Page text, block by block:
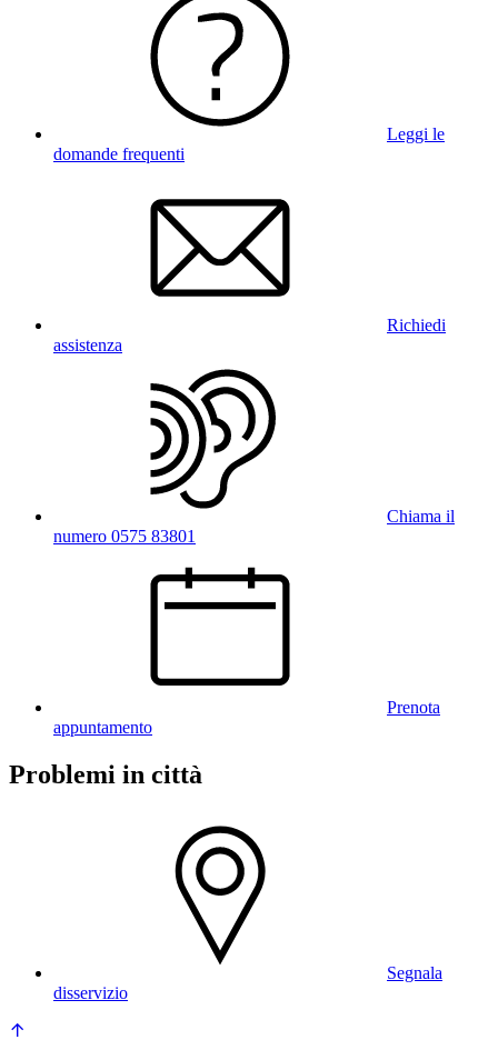
Leggi le
domande frequenti
Richiedi
assistenza
Chiama il
numero 0575 83801
Prenota
appuntamento
Problemi in città
Segnala
disservizio